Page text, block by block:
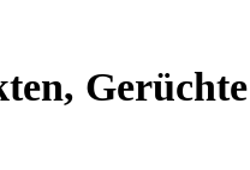
Gerüchte